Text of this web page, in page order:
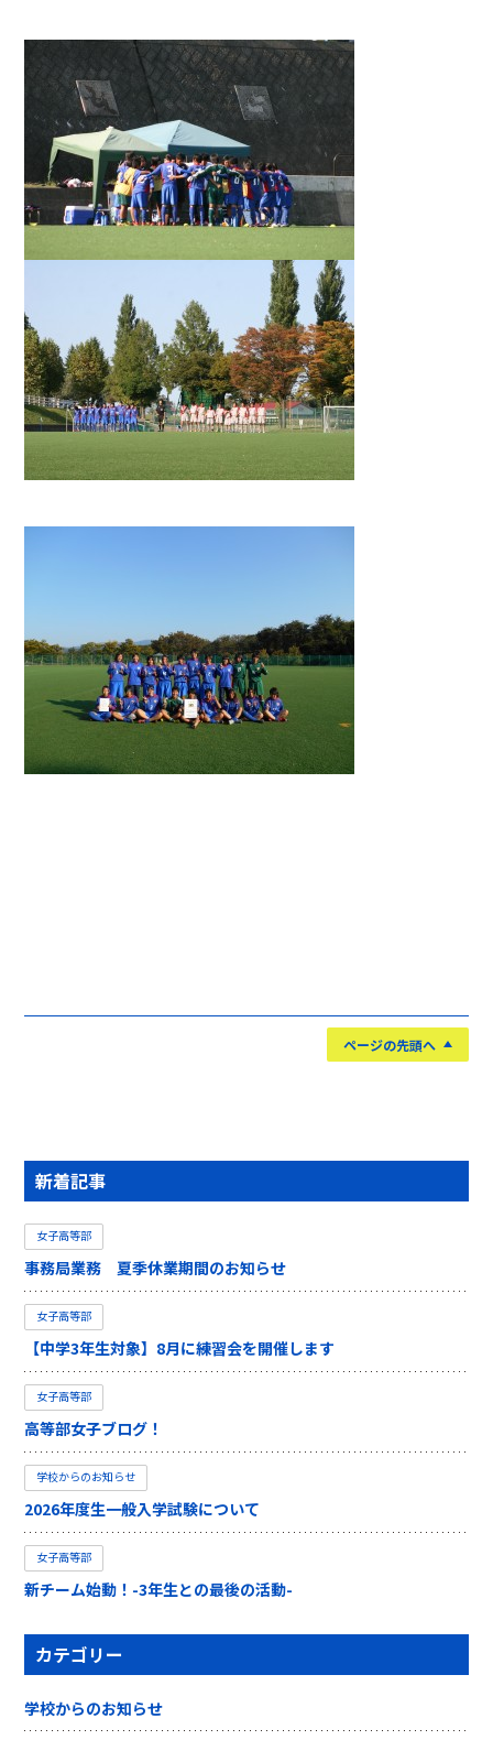
ページの先頭へ
新着記事
女子高等部
事務局業務 夏季休業期間のお知らせ
女子高等部
【中学3年生対象】8月に練習会を開催します
女子高等部
高等部女子ブログ！
学校からのお知らせ
2026年度生一般入学試験について
女子高等部
新チーム始動！-3年生との最後の活動-
カテゴリー
学校からのお知らせ